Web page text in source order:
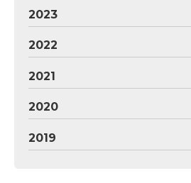
2023
2022
2021
2020
2019